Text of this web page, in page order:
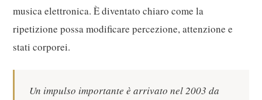
musica elettronica. È diventato chiaro come la
ripetizione possa modificare percezione, attenzione e
stati corporei.
Un impulso importante è arrivato nel 2003 da